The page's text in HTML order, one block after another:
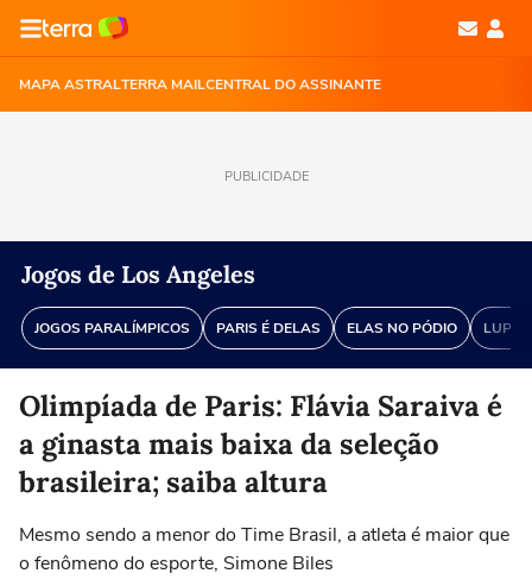
MAPA ASTRALTERRA MAILCENTRAL DO ASSINANTE
PUBLICIDADE
Jogos de Los Angeles
JOGOS PARALÍMPICOS PARIS É DELAS ELAS NO PÓDIO LUPA
Olimpíada de Paris: Flávia Saraiva é
a ginasta mais baixa da seleção
brasileira; saiba altura
Mesmo sendo a menor do Time Brasil, a atleta é maior que
o fenômeno do esporte, Simone Biles